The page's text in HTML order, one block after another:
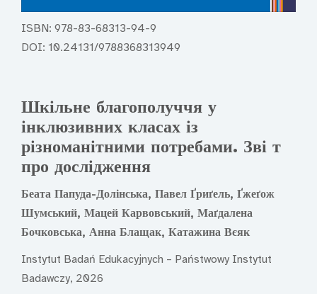
ISBN: 978-83-68313-94-9
DOI: 10.24131/9788368313949
Шкільне благополуччя у
інклюзивних класах із
різноманітними потребами. Зві т
про дослідження
Беата Папуда-Долінська, Павел Ґриґель, Ґжеґож
Шумський, Мацей Карвовський, Маґдалена
Бочковська, Анна Блащак, Катажина Вєяк
Instytut Badań Edukacyjnych – Państwowy Instytut
Badawczy, 2026